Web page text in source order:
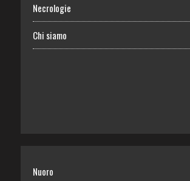
Necrologie
Chi siamo
Nuoro